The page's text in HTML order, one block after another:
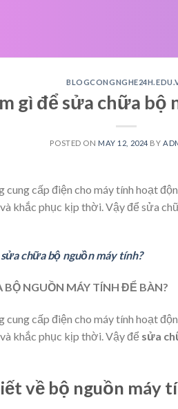
gì để sửa chữa bộ
POSTED ON MAY 12, 2024 BY
cấp điện cho máy tính hoạt
khắc phục kịp thời. Vậy để sửa
chữa bộ nguồn máy tính?
NGUỒN MÁY TÍNH ĐỂ BÀN?
cấp điện cho máy tính hoạt
khắc phục kịp thời. Vậy để sửa
về bộ nguồn máy